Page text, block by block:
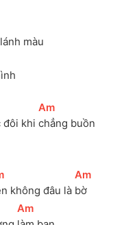
màu
đôi khi
[
Am
chẳng buồn
không đâu là
[
Am
bờ
[
Am